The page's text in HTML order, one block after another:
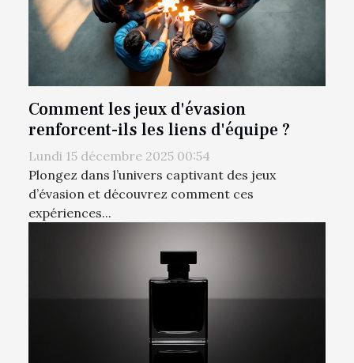
Comment les jeux d'évasion
renforcent-ils les liens d'équipe ?
Lundi 15 décembre 2025 00:54
Plongez dans l’univers captivant des jeux
d’évasion et découvrez comment ces
expériences...